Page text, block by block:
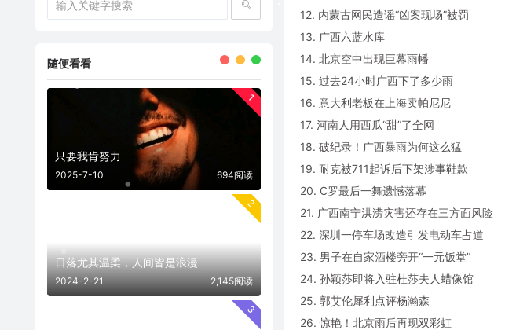
12. 内蒙古网民造谣“凶案现场”被罚
13. 广西六蓝水库
14. 北京空中出现巨幕雨幡
15. 过去24小时广西下了多少雨
16. 意大利老板在上海卖帕尼尼
17. 河南人用西瓜“甜”了全网
18. 破纪录！广西暴雨为何这么猛
19. 耐克被711起诉后下架涉事鞋款
20. C罗最后一舞遗憾落幕
21. 广西南宁洪涝灾害还存在三方面风险
22. 深圳一停车场改造引发电动车占道
23. 男子在自家酒楼旁开“一元饭堂”
24. 孙颖莎即将入驻杜莎夫人蜡像馆
25. 郭艾伦犀利点评杨瀚森
26. 惊艳！北京雨后再现双彩虹
随便看看
1
只要我肯努力
2025-7-10 694阅读
2
日落尤其温柔，人间皆是浪漫
2024-2-21 2,145阅读
3